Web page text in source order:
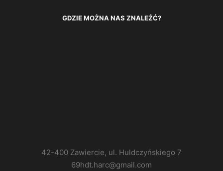
GDZIE MOŻNA NAS ZNALEŹĆ?
42-400 Zawiercie, ul. Huldczyńskiego 7
69hdt.harc@gmail.com